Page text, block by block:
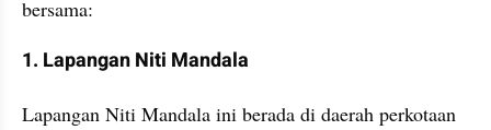
bersama:
1. Lapangan Niti Mandala
Lapangan Niti Mandala ini berada di daerah perkotaan